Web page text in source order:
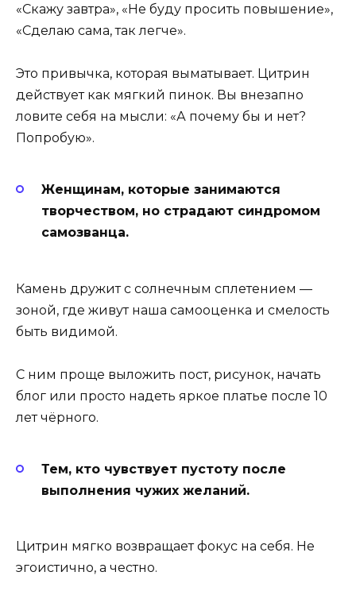
«Скажу завтра», «Не буду просить повышение»,
«Сделаю сама, так легче».
Это привычка, которая выматывает. Цитрин
действует как мягкий пинок. Вы внезапно
ловите себя на мысли: «А почему бы и нет?
Попробую».
Женщинам, которые занимаются
творчеством, но страдают синдромом
самозванца.
Камень дружит с солнечным сплетением —
зоной, где живут наша самооценка и смелость
быть видимой.
С ним проще выложить пост, рисунок, начать
блог или просто надеть яркое платье после 10
лет чёрного.
Тем, кто чувствует пустоту после
выполнения чужих желаний.
Цитрин мягко возвращает фокус на себя. Не
эгоистично, а честно.